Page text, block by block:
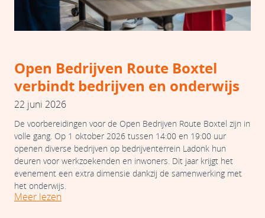
Open Bedrijven Route Boxtel
verbindt bedrijven en onderwijs
22 juni 2026
De voorbereidingen voor de Open Bedrijven Route Boxtel zijn in
volle gang. Op 1 oktober 2026 tussen 14:00 en 19:00 uur
openen diverse bedrijven op bedrijventerrein Ladonk hun
deuren voor werkzoekenden en inwoners. Dit jaar krijgt het
evenement een extra dimensie dankzij de samenwerking met
het onderwijs.
Meer lezen